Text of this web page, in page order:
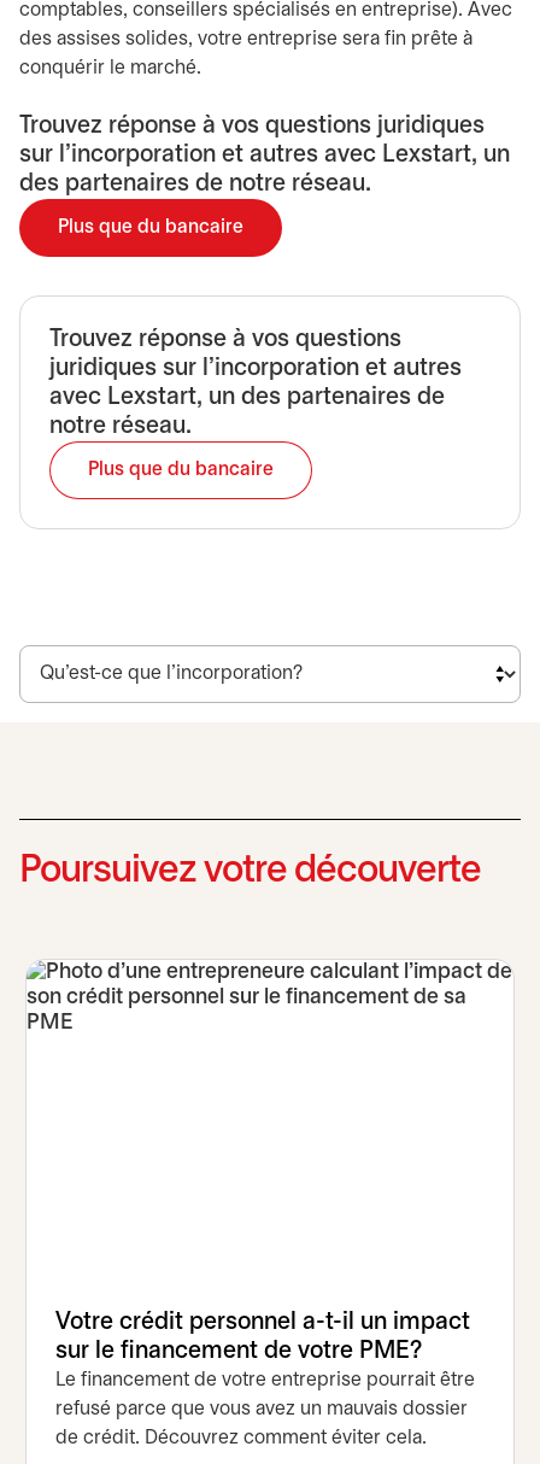
comptables, conseillers spécialisés en entreprise). Avec
des assises solides, votre entreprise sera fin prête à
conquérir le marché.
Trouvez réponse à vos questions juridiques
sur l’incorporation et autres avec Lexstart, un
des partenaires de notre réseau.
Plus que du bancaire
Trouvez réponse à vos questions
juridiques sur l’incorporation et autres
avec Lexstart, un des partenaires de
notre réseau.
Plus que du bancaires’ouvre dans un nouvel onglet
Poursuivez votre découverte
Votre crédit personnel a-t-il un impact
sur le financement de votre PME?
Le financement de votre entreprise pourrait être
refusé parce que vous avez un mauvais dossier
de crédit. Découvrez comment éviter cela.